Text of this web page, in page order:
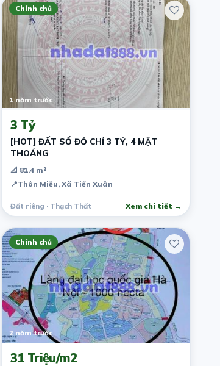
Chính chủ
1 năm trước
3 Tỷ
[HOT] ĐẤT SỔ ĐỎ CHỈ 3 TỶ, 4 MẶT
THOÁNG
📐 81.4 m²
📍Thôn Miễu, Xã Tiến Xuân
Đất riêng · Thạch Thất Xem chi tiết →
Chính chủ
2 năm trước
31 Triệu/m2